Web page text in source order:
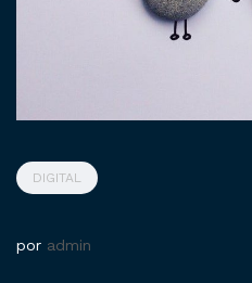
DIGITAL
por admin